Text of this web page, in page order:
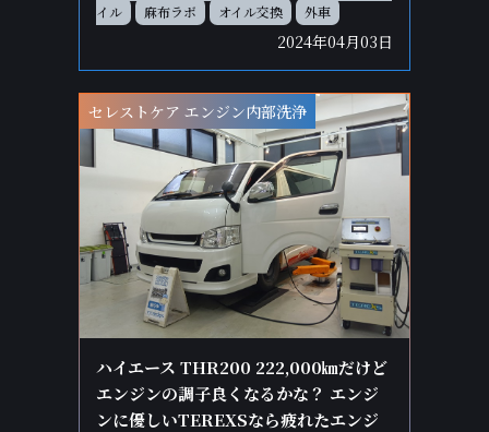
イル
麻布ラボ オイル交換 外車
2024年04月03日
セレストケア エンジン内部洗浄
ハイエース THR200 222,000㎞だけど
エンジンの調子良くなるかな？ エンジ
ンに優しいTEREXSなら疲れたエンジ